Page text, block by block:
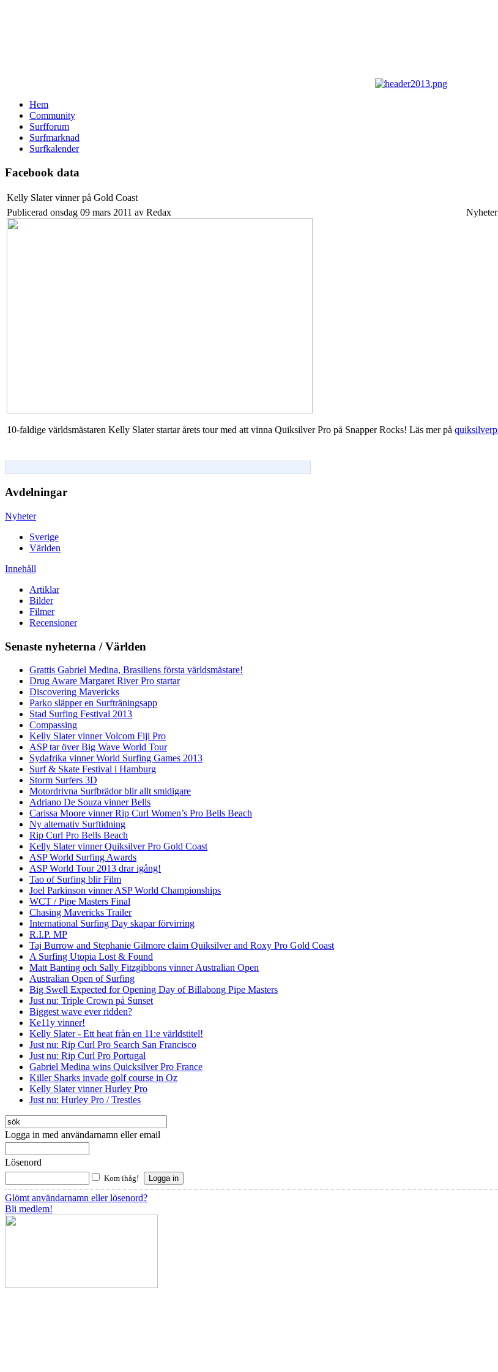
Hem
Community
Surfforum
Surfmarknad
Surfkalender
Facebook data
Kelly Slater vinner på Gold Coast
Publicerad onsdag 09 mars 2011 av Redax
10-faldige världsmästaren Kelly Slater startar årets tour med att vinna Quiksilver Pro på Snapper Rocks! Läs mer på
Avdelningar
Nyheter
Sverige
Världen
Innehåll
Artiklar
Bilder
Filmer
Recensioner
Senaste nyheterna / Världen
Grattis Gabriel Medina, Brasiliens första världsmästare!
Drug Aware Margaret River Pro startar
Discovering Mavericks
Parko släpper en Surfträningsapp
Stad Surfing Festival 2013
Compassing
Kelly Slater vinner Volcom Fiji Pro
ASP tar över Big Wave World Tour
Sydafrika vinner World Surfing Games 2013
Surf & Skate Festival i Hamburg
Storm Surfers 3D
Motordrivna Surfbrädor blir allt smidigare
Adriano De Souza vinner Bells
Carissa Moore vinner Rip Curl Women’s Pro Bells Beach
Ny alternativ Surftidning
Rip Curl Pro Bells Beach
Kelly Slater vinner Quiksilver Pro Gold Coast
ASP World Surfing Awards
ASP World Tour 2013 drar igång!
Tao of Surfing blir Film
Joel Parkinson vinner ASP World Championships
WCT / Pipe Masters Final
Chasing Mavericks Trailer
International Surfing Day skapar förvirring
R.I.P. MP
Taj Burrow and Stephanie Gilmore claim Quiksilver and Roxy Pro Gold Coast
A Surfing Utopia Lost & Found
Matt Banting och Sally Fitzgibbons vinner Australian Open
Australian Open of Surfing
Big Swell Expected for Opening Day of Billabong Pipe Masters
Just nu: Triple Crown på Sunset
Biggest wave ever ridden?
Ke11y vinner!
Kelly Slater - Ett heat från en 11:e världstitel!
Just nu: Rip Curl Pro Search San Francisco
Just nu: Rip Curl Pro Portugal
Gabriel Medina wins Quicksilver Pro France
Killer Sharks invade golf course in Oz
Kelly Slater vinner Hurley Pro
Just nu: Hurley Pro / Trestles
Logga in med användarnamn eller email
Lösenord
Kom ihåg!
Glömt användarnamn eller lösenord?
Bli medlem!